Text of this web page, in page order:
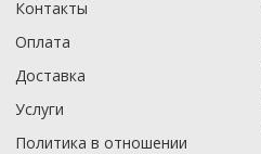
Контакты
Оплата
Доставка
Услуги
Политика в отношении